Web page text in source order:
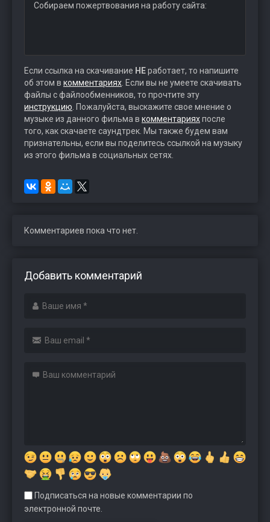
Собираем пожертвования на работу сайта:
Если ссылка на скачивание НЕработает, то напишите
об этом в комментариях . Если вы не умеете скачивать
файлы с файлообменников, то прочтите эту
инструкцию . Пожалуйста, выскажите свое мнение о
музыке из данного фильма в комментарияхпосле
того, как скачаете саундтрек. Мы также будем вам
признательны, если вы поделитесь ссылкой на музыку
из этого фильма в социальных сетях.
Комментариев пока что нет.
Добавить комментарий
Подписаться на новые комментарии по
электронной почте.